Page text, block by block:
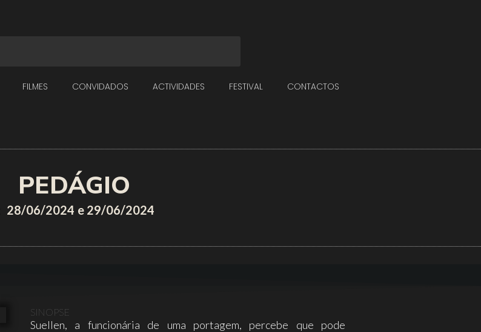
FILMES CONVIDADOS ACTIVIDADES FESTIVAL CONTACTOS
PEDÁGIO
28/06/2024 e 29/06/2024
SINOPSE
Suellen, a funcionária de uma portagem, percebe que pode